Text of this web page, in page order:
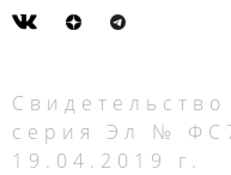
серия Эл №
19.04.2019 г.